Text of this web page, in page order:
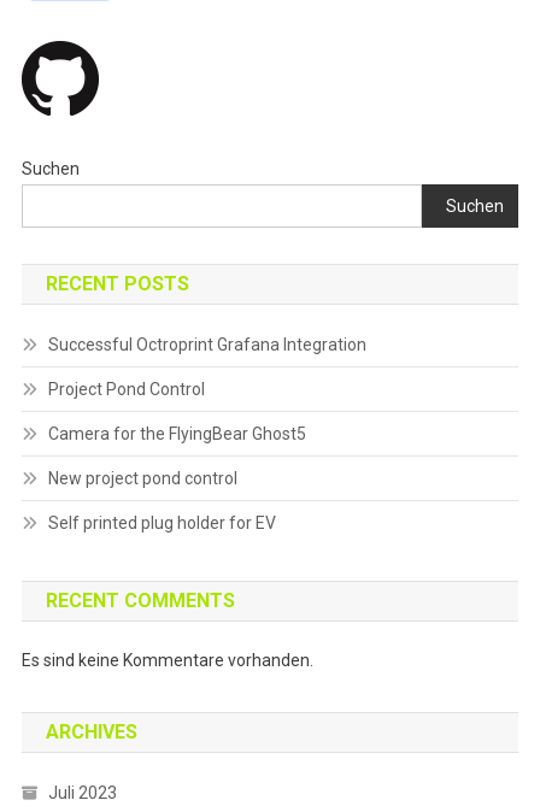
Suchen
Suchen
RECENT POSTS
Successful Octroprint Grafana Integration
Project Pond Control
Camera for the FlyingBear Ghost5
New project pond control
Self printed plug holder for EV
RECENT COMMENTS
Es sind keine Kommentare vorhanden.
ARCHIVES
Juli 2023